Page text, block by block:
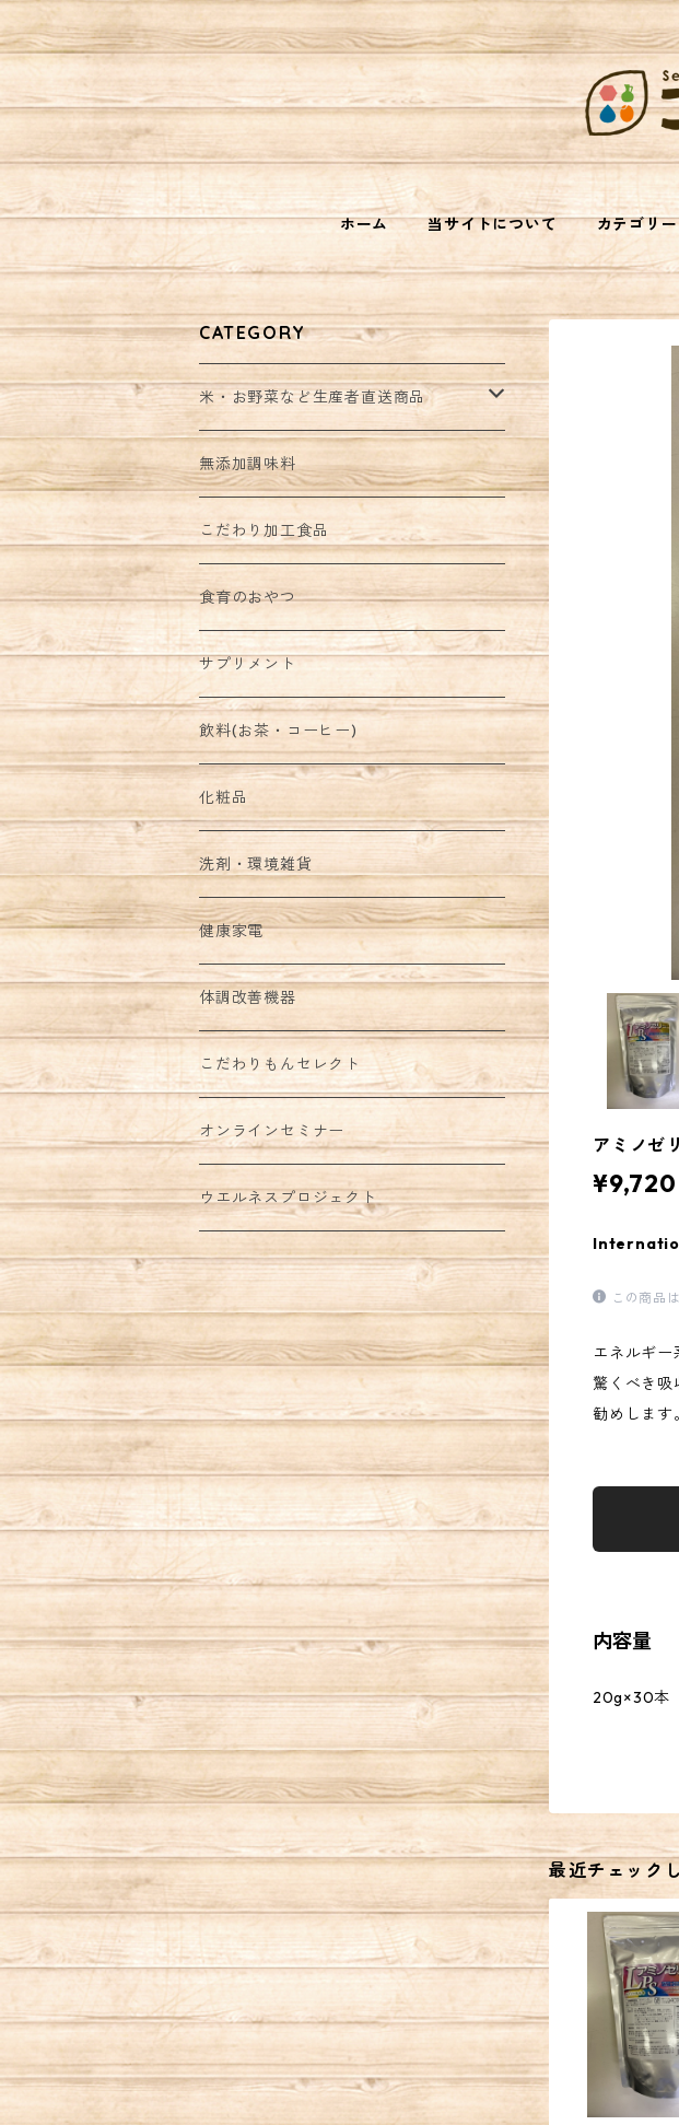
ホーム 当サイトについて カテゴリー
アミノゼ
¥9,720
この商品
エネルギー
驚くべき吸
勧めします。
内容量
20g×30本
最近チェック
CATEGORY
米・お野菜など生産者直送商品
野菜セット
無添加調味料
こだわり加工食品
食育のおやつ
サプリメント
飲料(お茶・コーヒー)
化粧品
洗剤・環境雑貨
健康家電
体調改善機器
こだわりもんセレクト
オンラインセミナー
ウエルネスプロジェクト